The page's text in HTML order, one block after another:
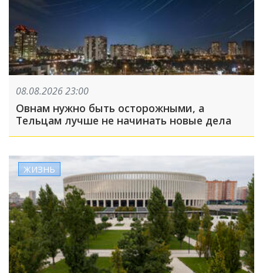
08.08.2026 23:00
Овнам нужно быть осторожными, а
Тельцам лучше не начинать новые дела
ЖИЗНЬ